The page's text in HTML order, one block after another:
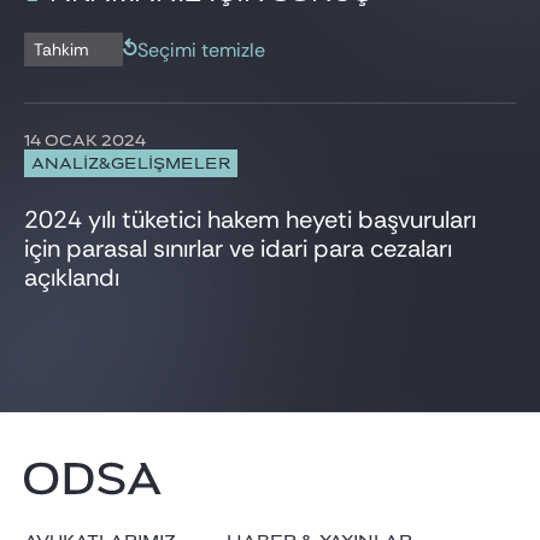
İş Hukuku
Kişisel Verilerin Korunması
Proje ve Proje Finansmanı
Sigorta
Şirketler Hukuku / Birleşme-Devralmalar
Tahkim
Ticari Uyuşmazlıklar
Vergi
Güncel haberler
Tahkim Seçimi temizle
ANALİZ&GELİŞMELER
14 OCAK 2024
2024 yılı tüketici hakem heyeti başvuruları
için parasal sınırlar ve idari para cezaları
açıklandı